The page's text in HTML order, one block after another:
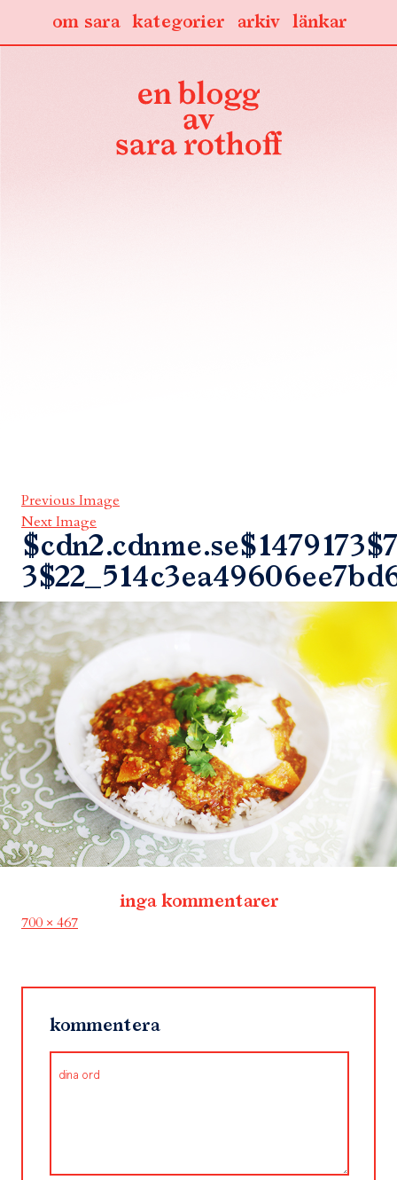
länkar
arkiv
kategorier
om sara
Previous Image
Next Image
inga kommentarer
Full
700 × 467
kommentera